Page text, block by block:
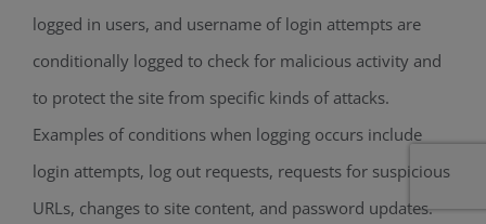
logged in users, and username of login attempts are
conditionally logged to check for malicious activity and
to protect the site from specific kinds of attacks.
Examples of conditions when logging occurs include
login attempts, log out requests, requests for suspicious
URLs, changes to site content, and password updates.